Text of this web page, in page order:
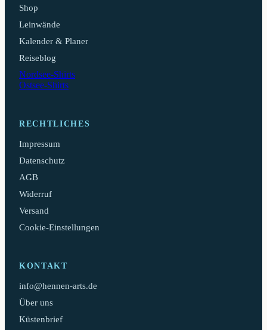
Shop
Leinwände
Kalender & Planer
Reiseblog
Nordsee-Shirts
Ostsee-Shirts
RECHTLICHES
Impressum
Datenschutz
AGB
Widerruf
Versand
Cookie-Einstellungen
KONTAKT
info@hennen-arts.de
Über uns
Küstenbrief